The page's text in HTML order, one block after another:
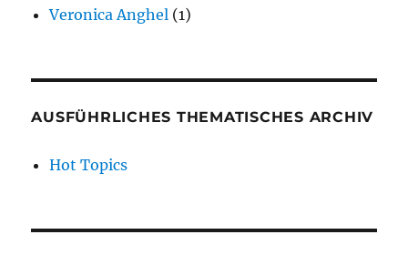
Veronica Anghel (1)
AUSFÜHRLICHES THEMATISCHES ARCHIV
Hot Topics